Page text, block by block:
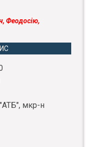
Феодосію,
мкр-н